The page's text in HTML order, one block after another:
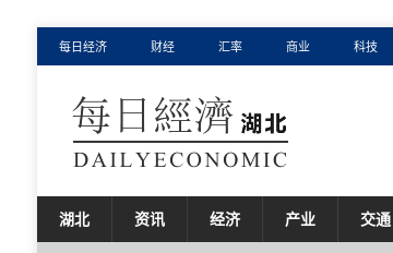
每日经济 财经 汇率 商业 科技
湖北 资讯 经济 产业 交通